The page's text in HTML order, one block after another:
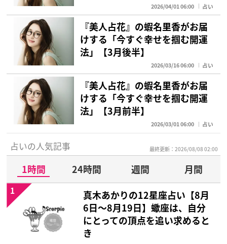
2026/04/01 06:00 占い
『美人占花』の蝦名里香がお届
けする「今すぐ幸せを掴む開運
法」【3月後半】
2026/03/16 06:00 占い
『美人占花』の蝦名里香がお届
けする「今すぐ幸せを掴む開運
法」【3月前半】
2026/03/01 06:00 占い
占いの人気記事 最終更新：2026/08/08 02:00
1時間 24時間 週間
月間
真木あかりの12星座占い【8月
6日～8月19日】蠍座は、自分
にとっての頂点を追い求めると
き
1